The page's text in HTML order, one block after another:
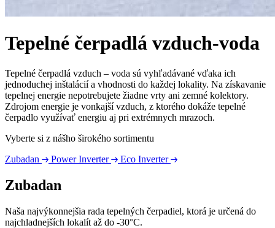
Tepelné čerpadlá vzduch-voda
Tepelné čerpadlá vzduch – voda sú vyhľadávané vďaka ich
jednoduchej inštalácií a vhodnosti do každej lokality. Na získavanie
tepelnej energie nepotrebujete žiadne vrty ani zemné kolektory.
Zdrojom energie je vonkajší vzduch, z ktorého dokáže tepelné
čerpadlo využívať energiu aj pri extrémnych mrazoch.
Vyberte si z nášho širokého sortimentu
Zubadan
Power Inverter Eco Inverter
Zubadan
Naša najvýkonnejšia rada tepelných čerpadiel, ktorá je určená do
najchladnejších lokalít až do -30°C.